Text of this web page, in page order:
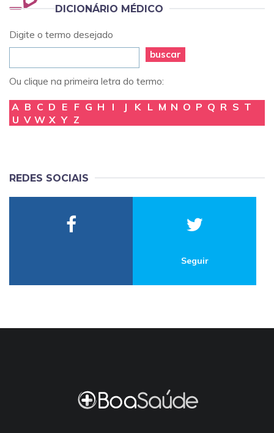
DICIONÁRIO MÉDICO
Digite o termo desejado
buscar
Ou clique na primeira letra do termo:
A B C D E F G H I J K L M N O P Q R S T
U V W X Y Z
REDES SOCIAIS
Seguir